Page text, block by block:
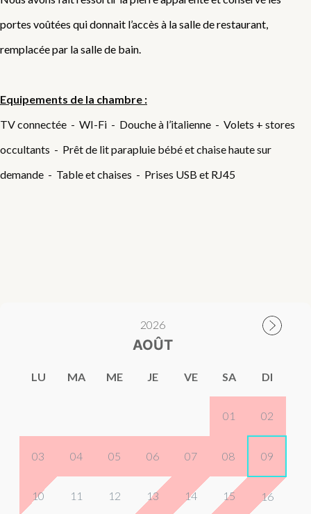
portes voûtées qui donnait l’accès à la salle de restaurant,
remplacée par la salle de bain.
Equipements de la chambre :
TV connectée - WI-Fi - Douche à l’italienne - Volets + stores
occultants - Prêt de lit parapluie bébé et chaise haute sur
demande - Table et chaises - Prises USB et RJ45
2026
AOÛT
LU MA ME JE VE SA DI
01 02
03 04 05 06 07 08 09
10 11 12 13 14 15 16